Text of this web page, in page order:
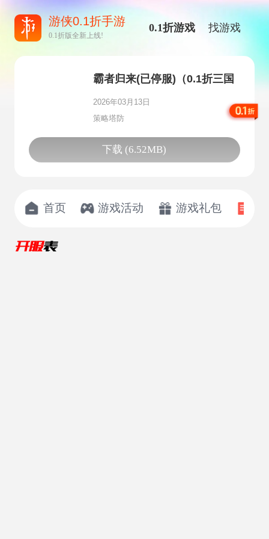
游侠0.1折手游
0.1折版全新上线!
0.1折游戏 找游戏
霸者归来(已停服)（0.1折三国
爆爽攻城）
2026年03月13日
策略塔防
下载 (6.52MB)
首页 游戏活动 游戏礼包